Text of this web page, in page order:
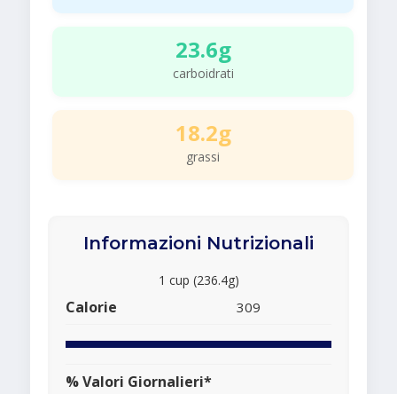
23.6g
carboidrati
18.2g
grassi
Informazioni Nutrizionali
1 cup (236.4g)
Calorie 309
% Valori Giornalieri*